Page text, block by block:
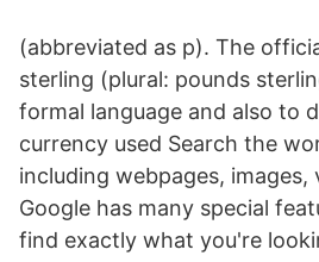
(abbreviated as p). The
sterling (plural: pounds
formal language and also to
currency used Search the
including webpages, images,
Google has many special
find exactly what you're